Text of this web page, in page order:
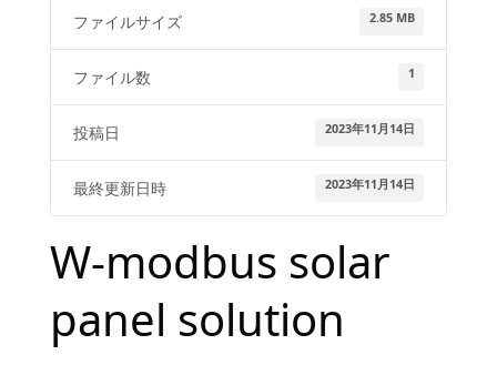
ファイルサイズ 2.85 MB
ファイル数 1
投稿日 2023年11月14日
最終更新日時 2023年11月14日
W-modbus solar
panel solution